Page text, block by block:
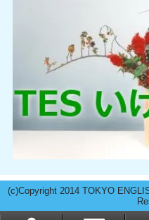
(c)Copyright 2014 TOKYO